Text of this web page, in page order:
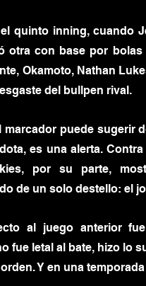
quinto inning, cuando
otra con base por
Okamoto, Nathan
del bullpen rival.
puede sugerir
es una alerta.
por su parte,
de un solo destello: el
al juego anterior
fue letal al bate, hizo lo
Y en una